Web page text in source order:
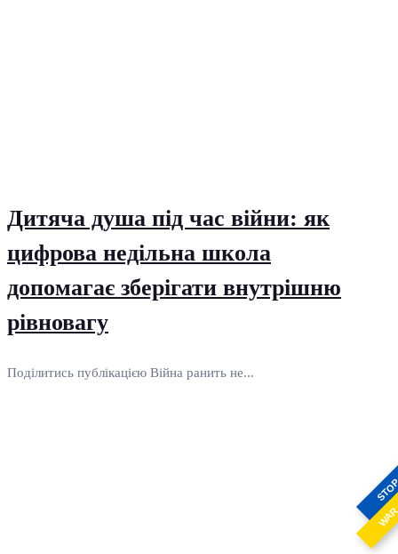
Дитяча душа під час війни: як
цифрова недільна школа
допомагає зберігати внутрішню
рівновагу
Поділитись публікацією Війна ранить не...